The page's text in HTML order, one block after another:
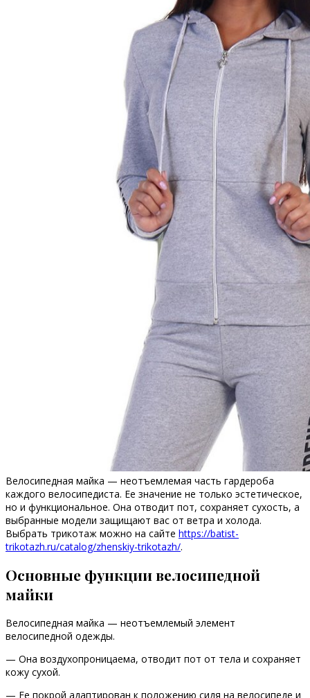
Велосипедная майка — неотъемлемая часть гардероба
каждого велосипедиста. Ее значение не только эстетическое,
но и функциональное. Она отводит пот, сохраняет сухость, а
выбранные модели защищают вас от ветра и холода.
Выбрать трикотаж можно на сайте https://batist-
trikotazh.ru/catalog/zhenskiy-trikotazh/.
Основные функции велосипедной
майки
Велосипедная майка — неотъемлемый элемент
велосипедной одежды.
— Она воздухопроницаема, отводит пот от тела и сохраняет
кожу сухой.
— Ее покрой адаптирован к положению сидя на велосипеде и